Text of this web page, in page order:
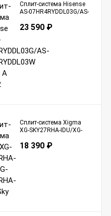
Сплит-система Hisense
AS-07HR4RYDDL03G/AS-
A R32
23 590 ₽
Сплит-система Xigma
XG-SKY27RHA-IDU/XG-
18 390 ₽